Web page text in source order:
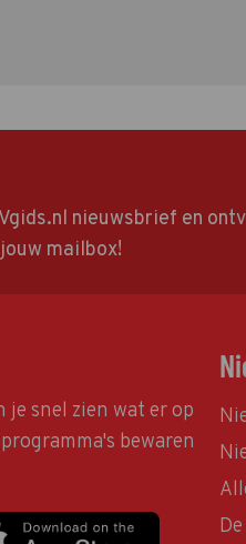
nieuwsbrief en
mailbox!
je snel zien wat er op
bewaren